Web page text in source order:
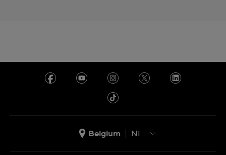
Belgium
NL